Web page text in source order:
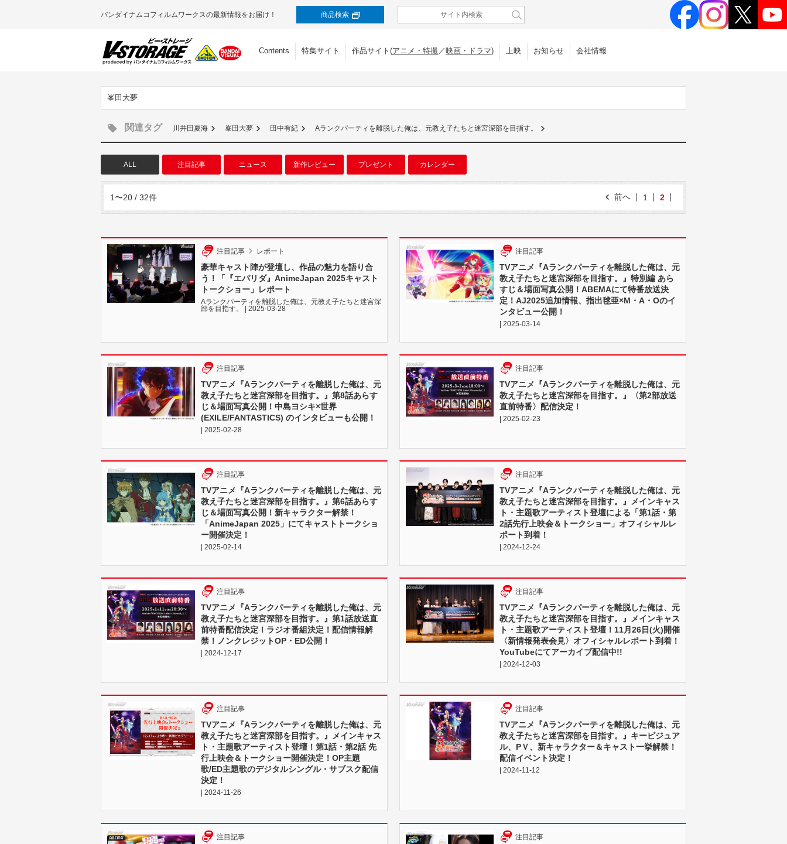
バンダイナムコフィルムワークスの最新情報をお届け！ 商品検索
Contents 特集サイト 作品サイト(アニメ・特撮／映画・ドラマ) 上映 お知らせ 会社情報
峯田大夢
関連タグ 川井田夏海 峯田大夢 田中有紀 Aランクパーティを離脱した俺は、元教え子たちと迷宮深部を目指す。
ALL 注目記事 ニュース 新作レビュー プレゼント カレンダー
1〜20 / 32件 前へ 1 2
注目記事 レポート
豪華キャスト陣が登壇し、作品の魅力を語り合
う！「『エパリダ』AnimeJapan 2025キャスト
トークショー」レポート
Aランクパーティを離脱した俺は、元教え子たちと迷宮深
部を目指す。 | 2025-03-28
注目記事
TVアニメ『Aランクパーティを離脱した俺は、元
教え子たちと迷宮深部を目指す。』特別編 あら
すじ＆場面写真公開！ABEMAにて特番放送決
定！AJ2025追加情報、指出毬亜×M・A・Oのイ
ンタビュー公開！
| 2025-03-14
注目記事
TVアニメ『Aランクパーティを離脱した俺は、元
教え子たちと迷宮深部を目指す。』第8話あらす
じ＆場面写真公開！中島ヨシキ×世界
(EXILE/FANTASTICS) のインタビューも公開！
| 2025-02-28
注目記事
TVアニメ『Aランクパーティを離脱した俺は、元
教え子たちと迷宮深部を目指す。』〈第2部放送
直前特番〉配信決定！
| 2025-02-23
注目記事
TVアニメ『Aランクパーティを離脱した俺は、元
教え子たちと迷宮深部を目指す。』第6話あらす
じ＆場面写真公開！新キャラクター解禁！
「AnimeJapan 2025」にてキャストトークショ
ー開催決定！
| 2025-02-14
注目記事
TVアニメ『Aランクパーティを離脱した俺は、元
教え子たちと迷宮深部を目指す。』メインキャス
ト・主題歌アーティスト登壇による「第1話・第
2話先行上映会＆トークショー」オフィシャルレ
ポート到着！
| 2024-12-24
注目記事
TVアニメ『Aランクパーティを離脱した俺は、元
教え子たちと迷宮深部を目指す。』第1話放送直
前特番配信決定！ラジオ番組決定！配信情報解
禁！ノンクレジットOP・ED公開！
| 2024-12-17
注目記事
TVアニメ『Aランクパーティを離脱した俺は、元
教え子たちと迷宮深部を目指す。』メインキャス
ト・主題歌アーティスト登壇！11月26日(火)開催
〈新情報発表会見〉オフィシャルレポート到着！
YouTubeにてアーカイブ配信中!!
| 2024-12-03
注目記事
TVアニメ『Aランクパーティを離脱した俺は、元
教え子たちと迷宮深部を目指す。』メインキャス
ト・主題歌アーティスト登壇！第1話・第2話 先
行上映会＆トークショー開催決定！OP主題
歌/ED主題歌のデジタルシングル・サブスク配信
決定！
| 2024-11-26
注目記事
TVアニメ『Aランクパーティを離脱した俺は、元
教え子たちと迷宮深部を目指す。』キービジュア
ル、PＶ、新キャラクター＆キャスト一挙解禁！
配信イベント決定！
| 2024-11-12
注目記事 注目記事